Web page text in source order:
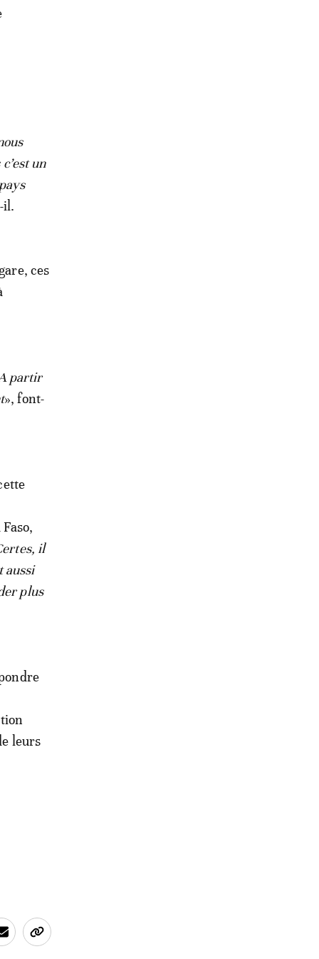
un
il.
ces
partir
», font-
il
aussi
plus
leurs